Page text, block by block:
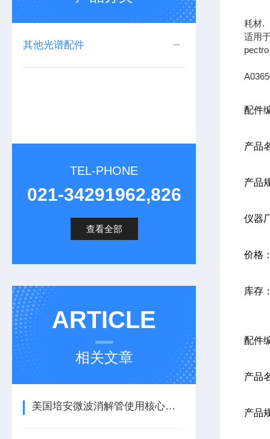
其他光谱配件
TEL-PHONE
021-34291962,826
查看全部
ARTICLE
相关文章
美国培安微波消解管使用核心注意事项
耗材.
适用
配件
产品
产品
仪器
价格
库存
配件
产品
产品